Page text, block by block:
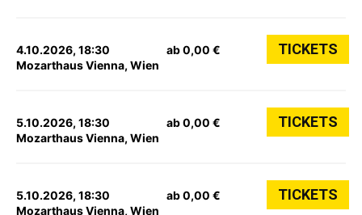
4.10.2026, 18:30
Mozarthaus Vienna, Wien
ab 0,00 € TICKETS
5.10.2026, 18:30
Mozarthaus Vienna, Wien
ab 0,00 € TICKETS
5.10.2026, 18:30
Mozarthaus Vienna, Wien
ab 0,00 € TICKETS